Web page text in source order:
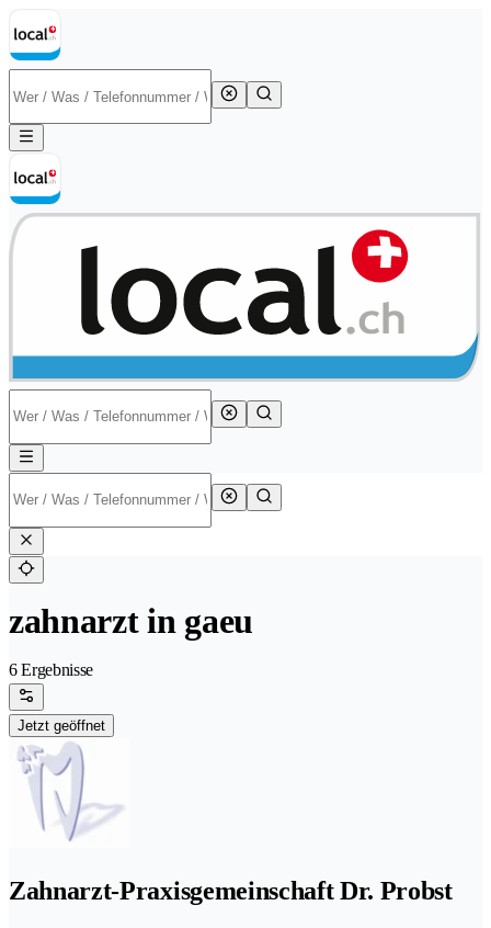
zahnarzt in gaeu
6 Ergebnisse
Jetzt geöffnet
Zahnarzt-Praxisgemeinschaft Dr. Probst